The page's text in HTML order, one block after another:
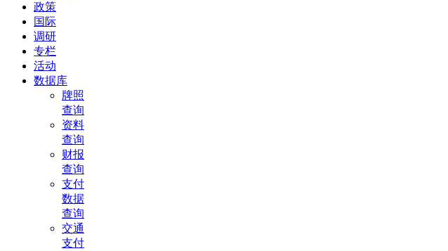
政策
国际
调研
专栏
活动
数据库
牌照
查询
资料
查询
财报
查询
支付
数据
查询
交通
支付